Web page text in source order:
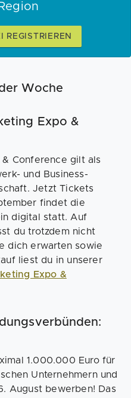
REGISTRIEREN
Woche
Expo &
Conference gilt als
und Business-
Jetzt Tickets
findet die
digital statt. Auf
du trotzdem nicht
dich erwarten sowie
liest du in unserer
Expo &
1.000.000 Euro für
Unternehmern und
August bewerben! Das